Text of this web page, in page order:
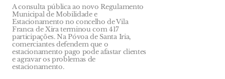
A consulta pública ao novo Regulamento
Municipal de Mobilidade e
Estacionamento no concelho de Vila
Franca de Xira terminou com 417
participações. Na Póvoa de Santa Iria,
comerciantes defendem que o
estacionamento pago pode afastar clientes
e agravar os problemas de
estacionamento.